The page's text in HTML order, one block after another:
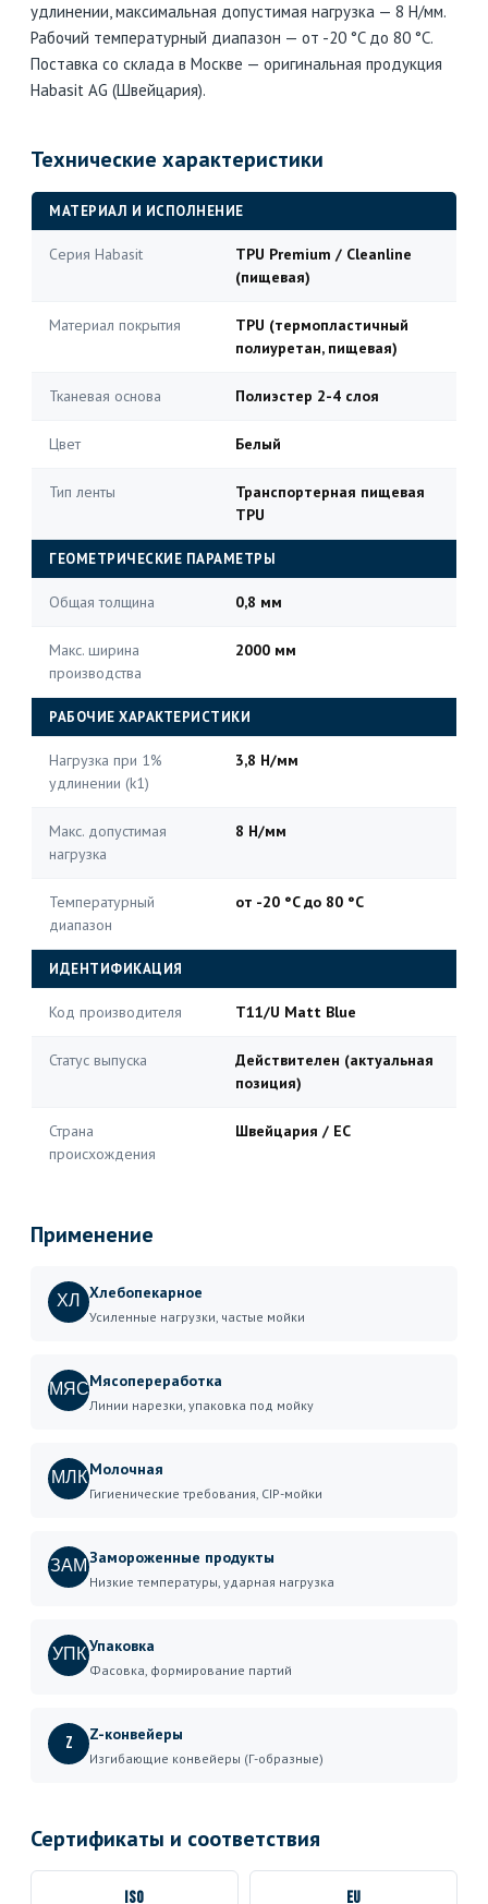
удлинении, максимальная допустимая нагрузка — 8 Н/мм.
Рабочий температурный диапазон — от -20 °C до 80 °C.
Поставка со склада в Москве — оригинальная продукция
Habasit AG (Швейцария).
Технические характеристики
МАТЕРИАЛ И ИСПОЛНЕНИЕ
Серия Habasit
TPU Premium / Cleanline
(пищевая)
Материал покрытия
TPU (термопластичный
полиуретан, пищевая)
Тканевая основа Полиэстер 2-4 слоя
Цвет Белый
Тип ленты
Транспортерная пищевая
TPU
ГЕОМЕТРИЧЕСКИЕ ПАРАМЕТРЫ
Общая толщина 0,8 мм
Макс. ширина
производства
2000 мм
РАБОЧИЕ ХАРАКТЕРИСТИКИ
Нагрузка при 1%
удлинении (k1)
3,8 Н/мм
Макс. допустимая
нагрузка
8 Н/мм
Температурный
диапазон
от -20 °C до 80 °C
ИДЕНТИФИКАЦИЯ
Код производителя T11/U Matt Blue
Статус выпуска
Действителен (актуальная
позиция)
Страна
происхождения
Швейцария / ЕС
Применение
ХЛ Хлебопекарное
Усиленные нагрузки, частые мойки
МЯСМясопереработка
Линии нарезки, упаковка под мойку
МЛКМолочная
Гигиенические требования, CIP-мойки
ЗАМЗамороженные продукты
Низкие температуры, ударная нагрузка
УПКУпаковка
Фасовка, формирование партий
Z Z-конвейеры
Изгибающие конвейеры (Г-образные)
Сертификаты и соответствия
ISO EU